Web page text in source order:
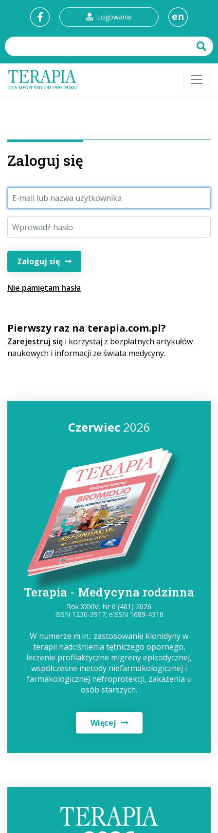
Logowanie en
Zaloguj się
Zaloguj się
Nie pamiętam hasła
Pierwszy raz na terapia.com.pl?
Zarejestruj się i korzystaj z bezpłatnych artykułów
naukowych i informacji ze świata medycyny.
Czerwiec2026
Terapia - Medycyna rodzinna
Rok XXXIV, Nr 6 (461) 2026
ISSN 1230-3917; eISSN 1689-4316
W numerze m.in.: zastosowanie klonidyny w
terapii nadciśnienia tętniczego opornego,
leczenie profilaktyczne migreny epizodycznej,
współczesne metody niefarmakologicznej i
farmakologicznej nefroprotekcji, zakażenia u
osób starszych.
Więcej